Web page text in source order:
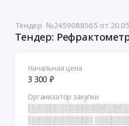
Тендер №2459088565 от
Тендер:
Начальная цена
3 300 ₽
Организатор закупки
░░░░░░░░░░░░